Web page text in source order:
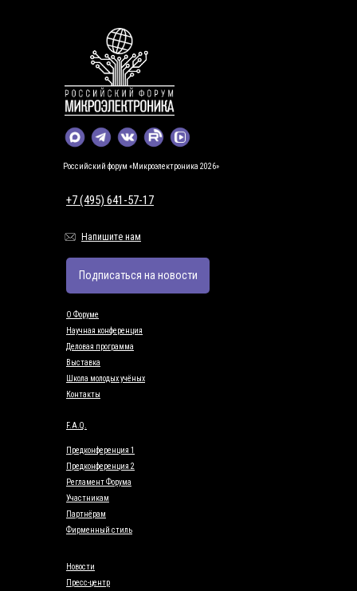
О Форуме
Научная конференция
Деловая программа
Выставка
Школа молодых учёных
Контакты
Предконференция 1
Предконференция 2
Регламент Форума
Участникам
Партнёрам
Фирменный стиль
Новости
Пресс-центр
+7 (495) 641-57-17
Напишите нам
F.A.Q.
Российский форум «Микроэлектроника 2026»
Подписаться на новости